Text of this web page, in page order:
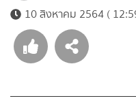
10 สิงหาคม 2564 (